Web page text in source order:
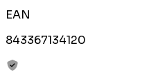
EAN
843367134120